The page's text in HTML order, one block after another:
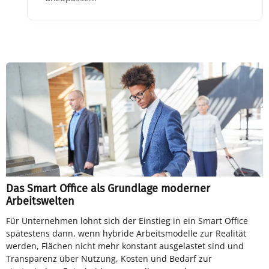
Das Smart Office als Grundlage moderner
Arbeitswelten
Für Unternehmen lohnt sich der Einstieg in ein Smart Office
spätestens dann, wenn hybride Arbeitsmodelle zur Realität
werden, Flächen nicht mehr konstant ausgelastet sind und
Transparenz über Nutzung, Kosten und Bedarf zur